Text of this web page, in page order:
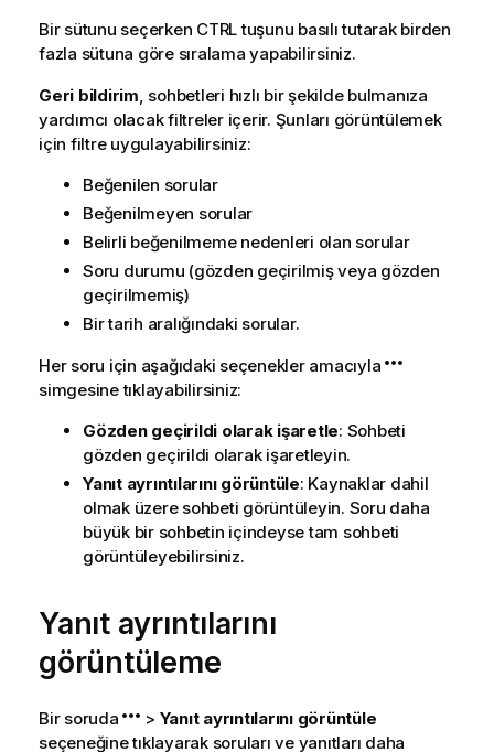
Bir sütunu seçerken CTRL tuşunu basılı tutarak birden
fazla sütuna göre sıralama yapabilirsiniz.
Geri bildirim, sohbetleri hızlı bir şekilde bulmanıza
yardımcı olacak filtreler içerir. Şunları görüntülemek
için filtre uygulayabilirsiniz:
Beğenilen sorular
Beğenilmeyen sorular
Belirli beğenilmeme nedenleri olan sorular
Soru durumu (gözden geçirilmiş veya gözden
geçirilmemiş)
Bir tarih aralığındaki sorular.
Her soru için aşağıdaki seçenekler amacıyla
simgesine tıklayabilirsiniz:
Gözden geçirildi olarak işaretle: Sohbeti
gözden geçirildi olarak işaretleyin.
Yanıt ayrıntılarını görüntüle: Kaynaklar dahil
olmak üzere sohbeti görüntüleyin. Soru daha
büyük bir sohbetin içindeyse tam sohbeti
görüntüleyebilirsiniz.
Yanıt ayrıntılarını
görüntüleme
Bir soruda > Yanıt ayrıntılarını görüntüle
seçeneğine tıklayarak soruları ve yanıtları daha